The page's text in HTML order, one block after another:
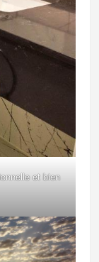
et bien